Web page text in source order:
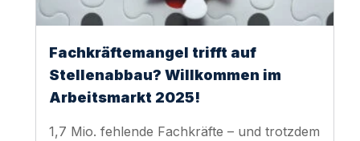
Fachkräftemangel trifft auf
Stellenabbau? Willkommen im
Arbeitsmarkt 2025!
1,7 Mio. fehlende Fachkräfte – und trotzdem